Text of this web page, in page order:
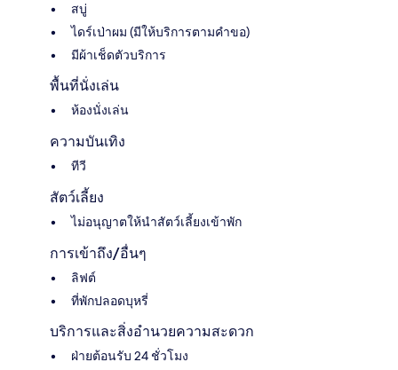
สบู่
ไดร์เป่าผม (มีให้บริการตามคำขอ)
มีผ้าเช็ดตัวบริการ
พื้นที่นั่งเล่น
ห้องนั่งเล่น
ความบันเทิง
ทีวี
สัตว์เลี้ยง
ไม่อนุญาตให้นำสัตว์เลี้ยงเข้าพัก
การเข้าถึง/อื่นๆ
ลิฟต์
ที่พักปลอดบุหรี่
บริการและสิ่งอำนวยความสะดวก
ฝ่ายต้อนรับ 24 ชั่วโมง